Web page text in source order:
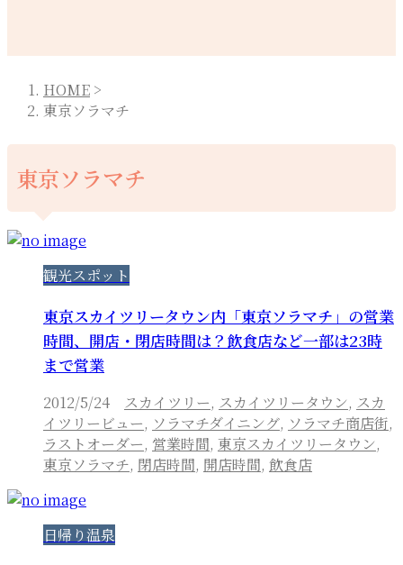
HOME >
東京ソラマチ
東京ソラマチ
観光スポット
東京スカイツリータウン内「東京ソラマチ」の営業
時間、開店・閉店時間は？飲食店など一部は23時
まで営業
2012/5/24 スカイツリー, スカイツリータウン, スカ
イツリービュー, ソラマチダイニング, ソラマチ商店街,
ラストオーダー, 営業時間, 東京スカイツリータウン,
東京ソラマチ, 閉店時間, 開店時間, 飲食店
日帰り温泉